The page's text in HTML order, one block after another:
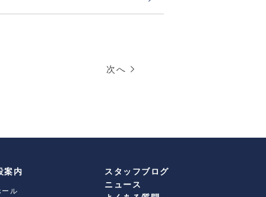
次へ
案内
ル
スタッフブログ
ニュース